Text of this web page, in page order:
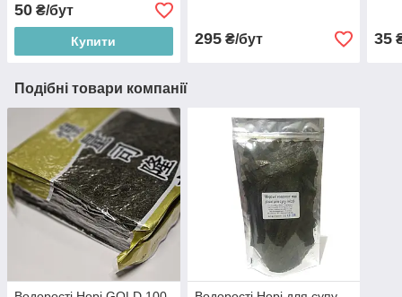
50 ₴/бут
Купити 295₴/бут 35
Подібні товари компанії